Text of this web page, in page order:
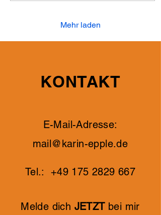
Mehr laden
KONTAKT
E-Mail-Adresse:
mail@karin-epple.de
Tel.: +49 175 2829 667
Melde dich JETZTbei mir